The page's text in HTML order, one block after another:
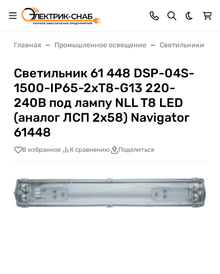
Темная
Главная Промышленное освещение Светильники
Светильник 61 448 DSP-04S-
1500-IP65-2хT8-G13 220-
240В под лампу NLL T8 LED
(аналог ЛСП 2х58) Navigator
61448
В избранное К сравнению Поделиться